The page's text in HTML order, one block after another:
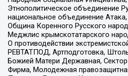
Этнополитическое объединение
национальное объединение
Община Коренного Русского
Меджлис крымскотатарского
О противодействии
РЕВТАТПОД, Артподготовка,
Божией Матери Державная,
Фирма, Молодежная